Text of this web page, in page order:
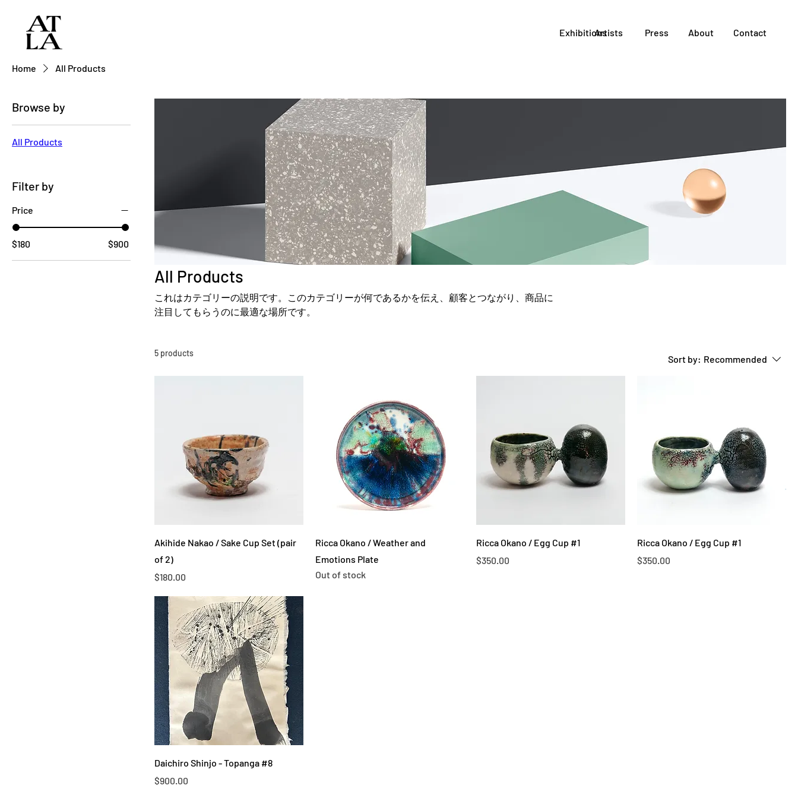
Exhibitions Contact
About
Press
Artists
Home All Products
Browse by
All Products
Filter by
Price
$180 $900
All Products
これはカテゴリーの説明です。このカテゴリーが何であるかを伝え、顧客とつながり、商品に
注目してもらうのに最適な場所です。
5 products
Sort by: Recommended
Akihide Nakao / Sake Cup Set (pair
of 2)
Price
$180.00
Ricca Okano / Weather and
Emotions Plate
Out of stock
Ricca Okano / Egg Cup #1
Price
$350.00
Ricca Okano / Egg Cup #1
Price
$350.00
Daichiro Shinjo - Topanga #8
Price
$900.00